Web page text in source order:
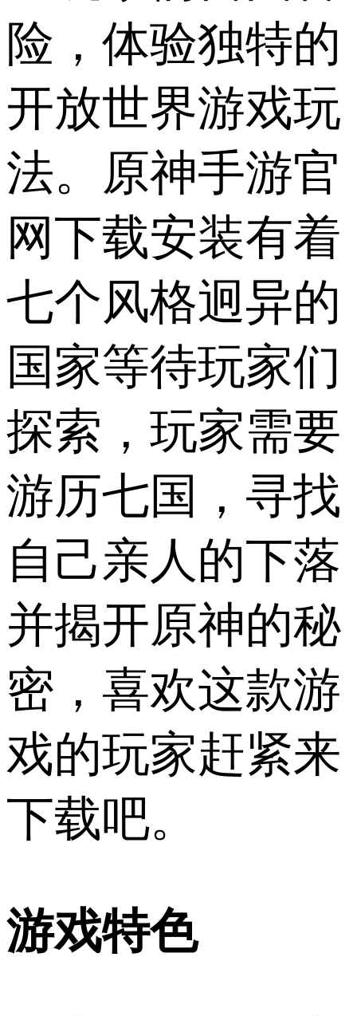
险，体验独特的
开放世界游戏玩
法。原神手游官
网下载安装有着
七个风格迥异的
国家等待玩家们
探索，玩家需要
游历七国，寻找
自己亲人的下落
并揭开原神的秘
密，喜欢这款游
戏的玩家赶紧来
下载吧。
游戏特色